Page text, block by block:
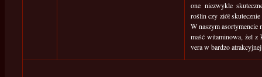
one niezwykle
roślin czy ziół
W naszym asortymencie
maść witaminowa, żel z
vera w bardzo